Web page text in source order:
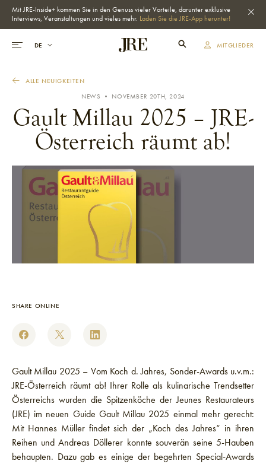
Mit JRE-Inside+ kommen Sie in den Genuss vieler Vorteile, darunter exklusive
Interviews, Veranstaltungen und vieles mehr. Laden Sie die JRE-App herunter!
MITGLIEDER
ALLE NEUIGKEITEN
NEWS • NOVEMBER 20TH, 2024
Gault Millau 2025 – JRE-
Österreich räumt ab!
SHARE ONLINE
Gault Millau 2025 – Vom Koch d. Jahres, Sonder-Awards u.v.m.:
JRE-Österreich räumt ab! Ihrer Rolle als kulinarische Trendsetter
Österreichs wurden die Spitzenköche der Jeunes Restaurateurs
(JRE) im neuen Guide Gault Millau 2025 einmal mehr gerecht:
Mit Hannes Müller findet sich der „Koch des Jahres“ in ihren
Reihen und Andreas Döllerer konnte souverän seine 5-Hauben
behaupten. Dazu gab es einige der begehrten Special-Awards